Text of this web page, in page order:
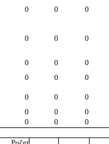
0 0
0
0 0 0
0 0
0
0 0
0
0 0
0
0 0
0
0 0
0